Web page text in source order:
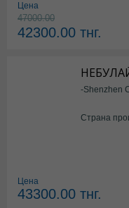
Цена
47000.00
42300.00 тнг.
-Shenzhen
Страна
Цена
43300.00 тнг.